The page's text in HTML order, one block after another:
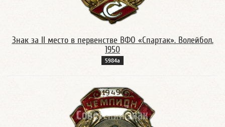
Знак за II место в первенстве ВФО «Спартак». Волейбол.
1950
5984a